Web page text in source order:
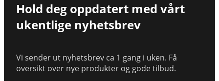
Hold deg oppdatert med vårt
ukentlige nyhetsbrev
Vi sender ut nyhetsbrev ca 1 gang i uken. Få
oversikt over nye produkter og gode tilbud.